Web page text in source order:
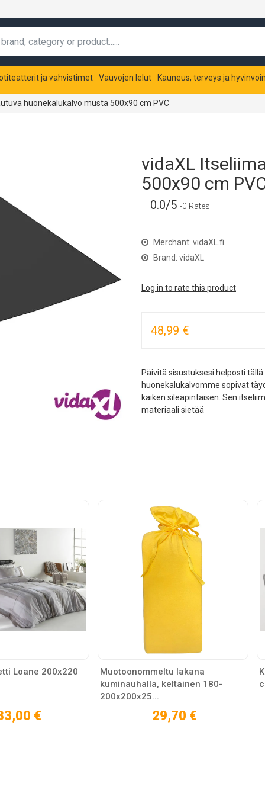
ja vahvistimet Vauvojen lelut Kauneus, terveys ja
huonekalukalvo musta 500x90 cm PVC
vidaXL
500x90 cm
0.0/5 -0 Rates
Merchant: vidaXL.fi
Brand: vidaXL
Log in to rate this product
48,99 €
Päivitä sisustuksesi helposti
huonekalukalvomme sopivat
kaiken sileäpintaisen. Sen
materiaali sietää
Loane 200x220
€
Muotoonommeltu lakana
kuminauhalla, keltainen 180-
200x200x25...
29,70 €